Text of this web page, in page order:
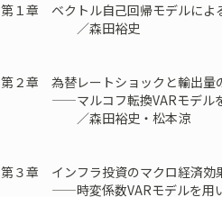
第１章 ベクトル自己回帰モデルによ
／森田裕史
第２章 為替レートショックと輸出量
——マルコフ転換VARモデルを
／森田裕史・松本涼
第３章 インフラ投資のマクロ経済効
——時変係数VARモデルを用い